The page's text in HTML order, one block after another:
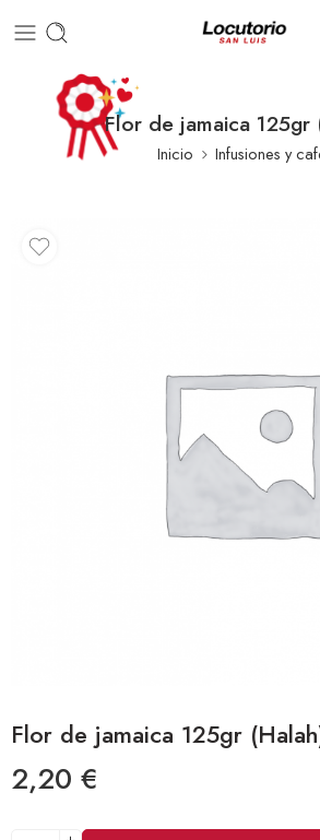
Flor de jamaica 125gr
Inicio Infusiones y
Flor de jamaica 125gr
2,20 €